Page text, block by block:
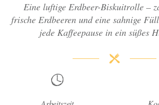
Eine luftige Erdbeer-Biskuitrolle –
frische Erdbeeren und eine sahnige
jede Kaffeepause in ein süßes